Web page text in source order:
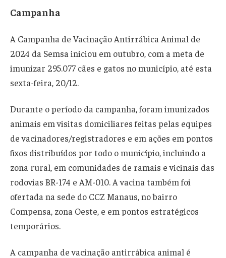
Campanha
A Campanha de Vacinação Antirrábica Animal de
2024 da Semsa iniciou em outubro, com a meta de
imunizar 295.077 cães e gatos no município, até esta
sexta-feira, 20/12.
Durante o período da campanha, foram imunizados
animais em visitas domiciliares feitas pelas equipes
de vacinadores/registradores e em ações em pontos
fixos distribuídos por todo o município, incluindo a
zona rural, em comunidades de ramais e vicinais das
rodovias BR-174 e AM-010. A vacina também foi
ofertada na sede do CCZ Manaus, no bairro
Compensa, zona Oeste, e em pontos estratégicos
temporários.
A campanha de vacinação antirrábica animal é